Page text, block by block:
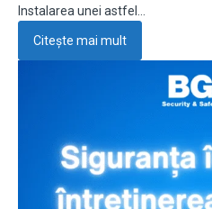
Instalarea unei astfel…
Citește mai mult